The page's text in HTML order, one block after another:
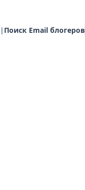
| Поиск Email блогеров